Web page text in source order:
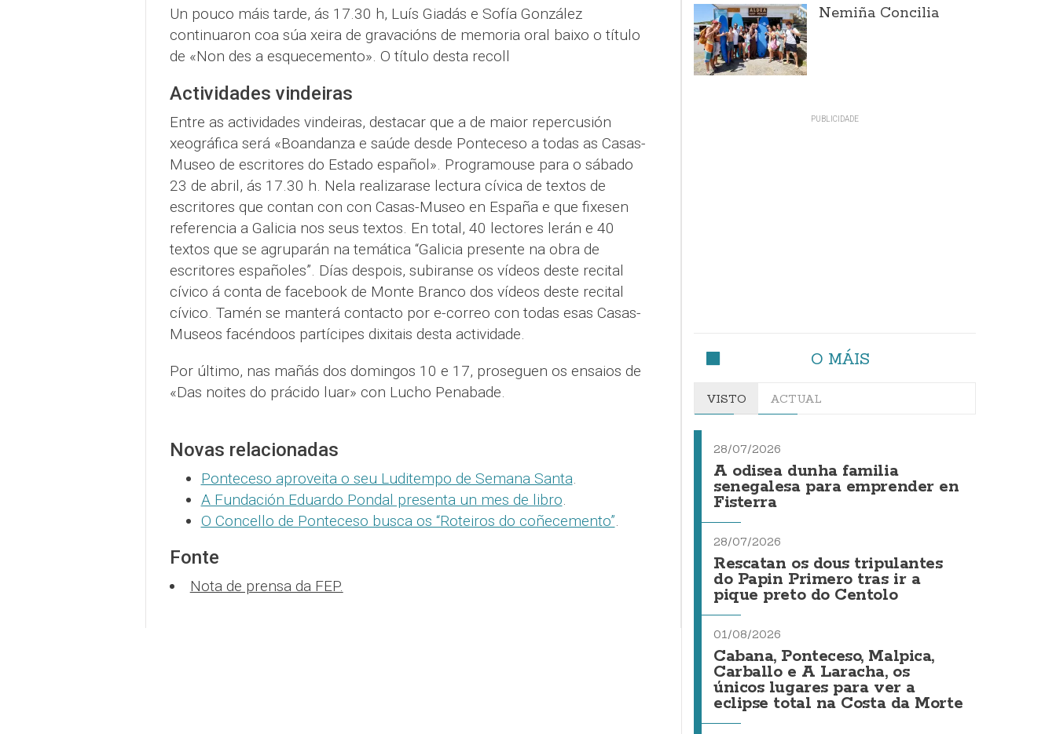
Un pouco máis tarde, ás 17.30 h, Luís Giadás e Sofía González
continuaron coa súa xeira de gravacións de memoria oral baixo o título
de «Non des a esquecemento». O título desta recoll
Actividades vindeiras
Entre as actividades vindeiras, destacar que a de maior repercusión
xeográfica será «Boandanza e saúde desde Ponteceso a todas as Casas-
Museo de escritores do Estado español». Programouse para o sábado
23 de abril, ás 17.30 h. Nela realizarase lectura cívica de textos de
escritores que contan con con Casas-Museo en España e que fixesen
referencia a Galicia nos seus textos. En total, 40 lectores lerán e 40
textos que se agruparán na temática “Galicia presente na obra de
escritores españoles”. Días despois, subiranse os vídeos deste recital
cívico á conta de facebook de Monte Branco dos vídeos deste recital
cívico. Tamén se manterá contacto por e-correo con todas esas Casas-
Museos facéndoos partícipes dixitais desta actividade.
Por último, nas mañás dos domingos 10 e 17, proseguen os ensaios de
«Das noites do prácido luar» con Lucho Penabade.
Novas relacionadas
Ponteceso aproveita o seu Luditempo de Semana Santa.
A Fundación Eduardo Pondal presenta un mes de libro.
O Concello de Ponteceso busca os “Roteiros do coñecemento”.
Fonte
Nota de prensa da FEP.
Nemiña Concilia
O MÁIS
VISTO ACTUAL
28/07/2026
A odisea dunha familia
senegalesa para emprender en
Fisterra
28/07/2026
Rescatan os dous tripulantes
do Papin Primero tras ir a
pique preto do Centolo
01/08/2026
Cabana, Ponteceso, Malpica,
Carballo e A Laracha, os
únicos lugares para ver a
eclipse total na Costa da Morte